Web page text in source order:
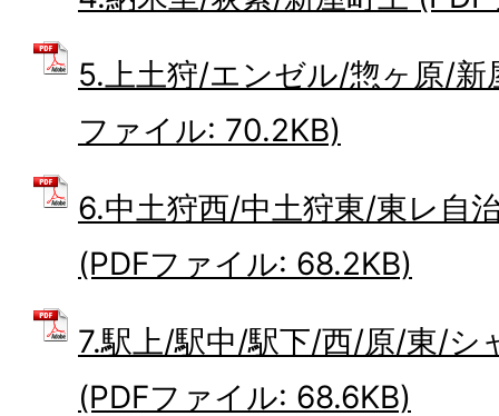
5.上土狩/エンゼル/惣ヶ原/新
ファイル: 70.2KB)
6.中土狩西/中土狩東/東レ自
(PDFファイル: 68.2KB)
7.駅上/駅中/駅下/西/原/東/シ
(PDFファイル: 68.6KB)